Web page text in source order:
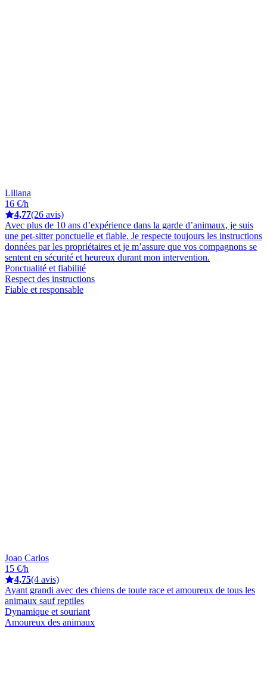
Liliana
16 €/h
4,77(26 avis)
Avec plus de 10 ans d’expérience dans la garde d’animaux, je suis
une pet-sitter ponctuelle et fiable. Je respecte toujours les instructions
données par les propriétaires et je m’assure que vos compagnons se
sentent en sécurité et heureux durant mon intervention.
Ponctualité et fiabilité
Respect des instructions
Fiable et responsable
Joao Carlos
15 €/h
4,75(4 avis)
Ayant grandi avec des chiens de toute race et amoureux de tous les
animaux sauf reptiles
Dynamique et souriant
Amoureux des animaux